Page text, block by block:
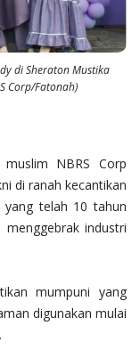
di Sheraton Mustika
Corp/Fatonah)
NBRS Corp
di ranah kecantikan
yang telah 10 tahun
industri
mumpuni yang
digunakan mulai